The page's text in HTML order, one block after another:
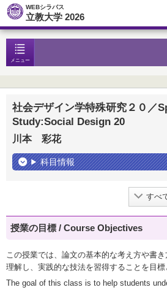
WEBシラバス
立教大学 2026
メニュー
社会デザイン学特殊研究２０／
Study:Social Design 20
川本 彩花
科目情報
すべ
授業の目標 / Course Objectives
この授業では、論文の基本的な考え方や書
理解し、実践的な技法を習得することを目標
The goal of this class is to help students